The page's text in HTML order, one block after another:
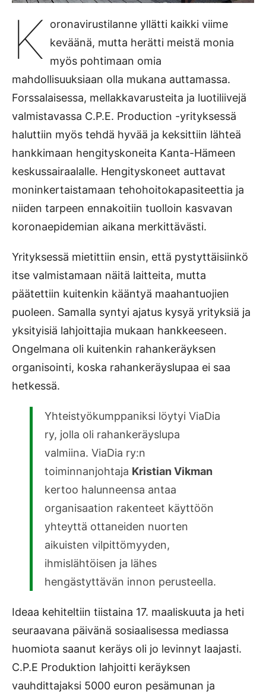
K
oronavirustilanne yllätti kaikki viime
keväänä, mutta herätti meistä monia
myös pohtimaan omia
mahdollisuuksiaan olla mukana auttamassa.
Forssalaisessa, mellakkavarusteita ja luotiliivejä
valmistavassa C.P.E. Production -yrityksessä
haluttiin myös tehdä hyvää ja keksittiin lähteä
hankkimaan hengityskoneita Kanta-Hämeen
keskussairaalalle. Hengityskoneet auttavat
moninkertaistamaan tehohoitokapasiteettia ja
niiden tarpeen ennakoitiin tuolloin kasvavan
koronaepidemian aikana merkittävästi.
Yrityksessä mietittiin ensin, että pystyttäisiinkö
itse valmistamaan näitä laitteita, mutta
päätettiin kuitenkin kääntyä maahantuojien
puoleen. Samalla syntyi ajatus kysyä yrityksiä ja
yksityisiä lahjoittajia mukaan hankkeeseen.
Ongelmana oli kuitenkin rahankeräyksen
organisointi, koska rahankeräyslupaa ei saa
hetkessä.
Yhteistyökumppaniksi löytyi ViaDia
ry, jolla oli rahankeräyslupa
valmiina. ViaDia ry:n
toiminnanjohtaja Kristian Vikman
kertoo halunneensa antaa
organisaation rakenteet käyttöön
yhteyttä ottaneiden nuorten
aikuisten vilpittömyyden,
ihmislähtöisen ja lähes
hengästyttävän innon perusteella.
Ideaa kehiteltiin tiistaina 17. maaliskuuta ja heti
seuraavana päivänä sosiaalisessa mediassa
huomiota saanut keräys oli jo levinnyt laajasti.
C.P.E Produktion lahjoitti keräyksen
vauhdittajaksi 5000 euron pesämunan ja